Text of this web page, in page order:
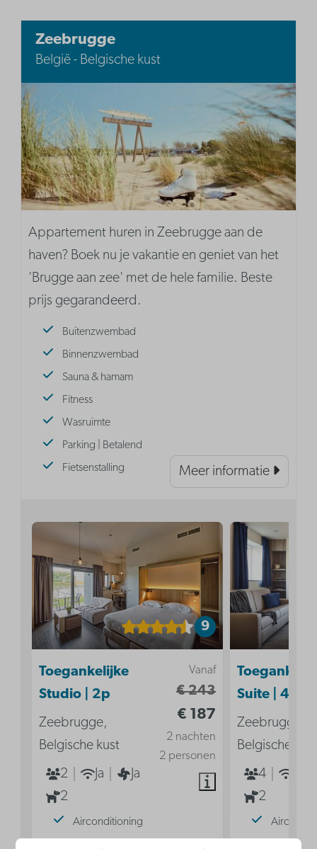
Zeebrugge
België - Belgische kust
Appartement huren in Zeebrugge aan de
haven? Boek nu je vakantie en geniet van het
'Brugge aan zee' met de hele familie. Beste
prijs gegarandeerd.
Buitenzwembad
Binnenzwembad
Sauna & hamam
Fitness
Wasruimte
Parking | Betalend
Fietsenstalling
Meer informatie
9
Vanaf
€ 243
€ 187
2 nachten
2 personen
Toegankelijke
Studio | 2p
Zeebrugge,
Belgische kust
2
Ja
Ja
2
Airconditioning
Suite | 4p
Zeebrugge,
Belgische
4
2
Keuken